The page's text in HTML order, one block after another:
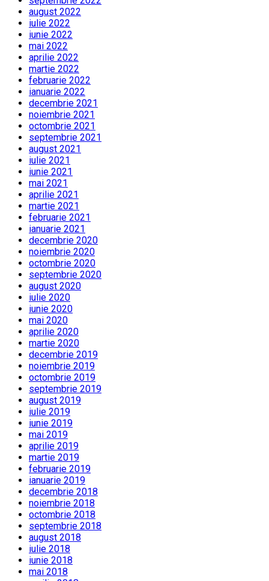
august 2022
iulie 2022
iunie 2022
mai 2022
aprilie 2022
martie 2022
februarie 2022
ianuarie 2022
decembrie 2021
noiembrie 2021
octombrie 2021
septembrie 2021
august 2021
iulie 2021
iunie 2021
mai 2021
aprilie 2021
martie 2021
februarie 2021
ianuarie 2021
decembrie 2020
noiembrie 2020
octombrie 2020
septembrie 2020
august 2020
iulie 2020
iunie 2020
mai 2020
aprilie 2020
martie 2020
decembrie 2019
noiembrie 2019
octombrie 2019
septembrie 2019
august 2019
iulie 2019
iunie 2019
mai 2019
aprilie 2019
martie 2019
februarie 2019
ianuarie 2019
decembrie 2018
noiembrie 2018
octombrie 2018
septembrie 2018
august 2018
iulie 2018
iunie 2018
mai 2018